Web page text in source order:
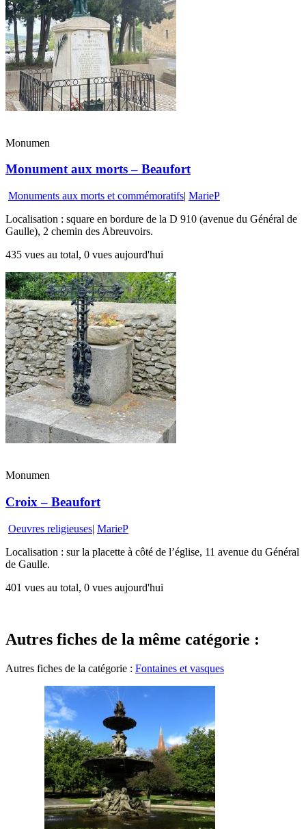
Monumen
Monument aux morts – Beaufort
Monuments aux morts et commémoratifs| MarieP
Localisation : square en bordure de la D 910 (avenue du Général de
Gaulle), 2 chemin des Abreuvoirs.
435 vues au total, 0 vues aujourd'hui
Monumen
Croix – Beaufort
Oeuvres religieuses| MarieP
Localisation : sur la placette à côté de l’église, 11 avenue du Général
de Gaulle.
401 vues au total, 0 vues aujourd'hui
Autres fiches de la même catégorie :
Autres fiches de la catégorie : Fontaines et vasques